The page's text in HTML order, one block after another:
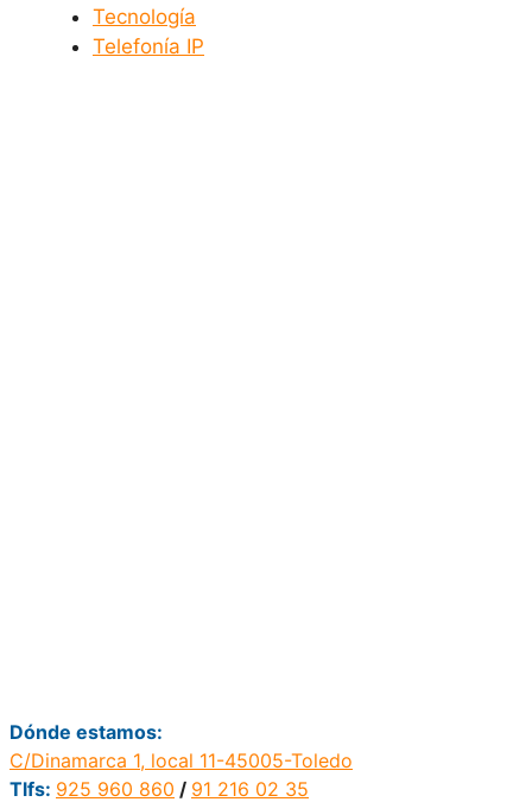
Tecnología
Telefonía IP
Dónde estamos:
C/Dinamarca 1, local 11-45005-Toledo
Tlfs: 925 960 860 / 91 216 02 35